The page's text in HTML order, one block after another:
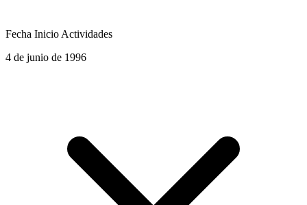
Fecha Inicio Actividades
4 de junio de 1996